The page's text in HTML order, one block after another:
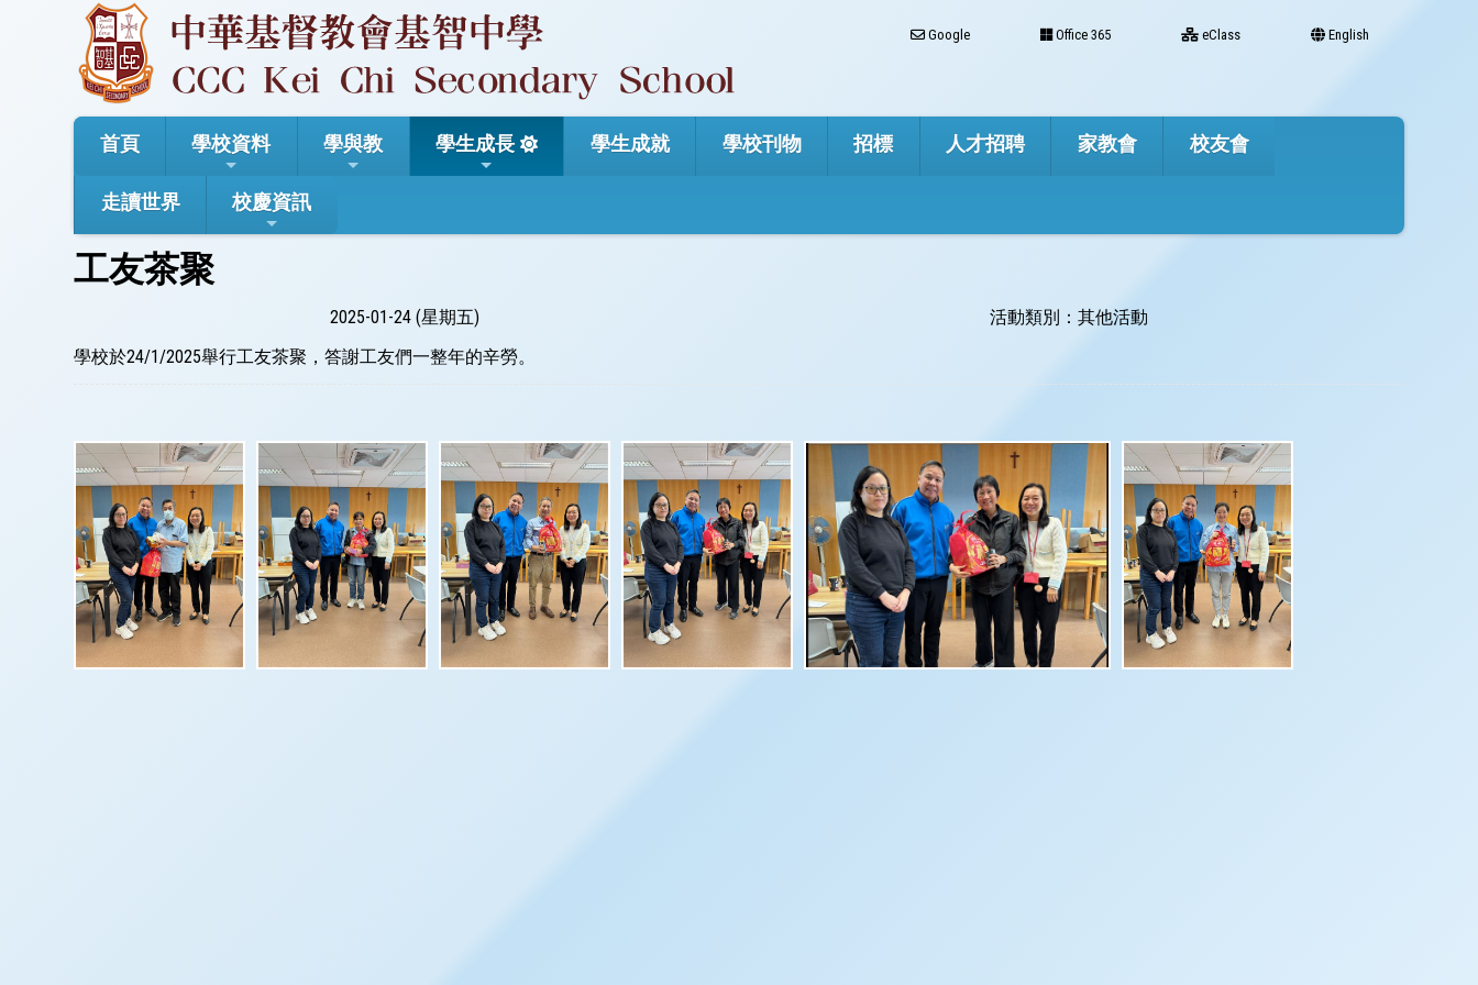
Google Office 365 eClass English
首頁 學校資料 學與教 學生成長 學生成就 學校刊物 招標 人才招聘 家教會 校友會
走讀世界 校慶資訊
工友茶聚
2025-01-24 (星期五)
活動類別：其他活動
學校於24/1/2025舉行工友茶聚，答謝工友們一整年的辛勞。